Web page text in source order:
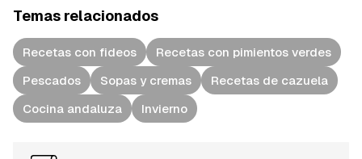
Temas relacionados
Recetas con fideos
Recetas con pimientos verdes
Pescados
Sopas y cremas
Recetas de cazuela
Cocina andaluza
Invierno